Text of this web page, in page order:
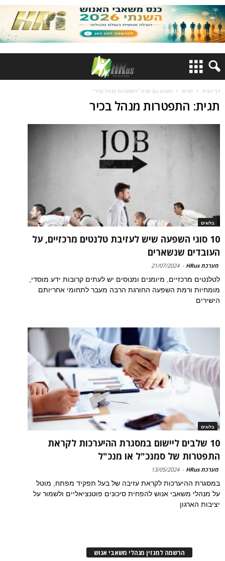
דף הבית תגיות כתבות עם תגית "התפטרות מנהל בכיר"
תגית: התפטרות מנהל בכיר
בלוגים
10 סוגי השפעה שיש לעזיבת טלנטים מרכזיים, על
העובדים שנשארים
מערכת HRus -
21/07/2024
לטלנטים מרכזיים, מיומנים ומנוסים יש לעתים קרובות ידע מוסדי,
מומחיות ורמת השפעה החורגת הרבה מעבר לתחומי אחריותם
הישירים
בלוגים
10 שלבים ליישום במסגרת ההיערכות לקראת
התפטרות של סמנכ"ל או מנכ"ל
מערכת HRus -
13/05/2024
במסגרת ההיערכות לקראת עזיבה של בעל תפקיד מפתח, מוטל
על מנהלי משאבי אנוש להפחית סיכונים פוטנציאליים ולשמור על
יציבות הארגון
הרשמה למגזין מנהלי משאבי אנוש